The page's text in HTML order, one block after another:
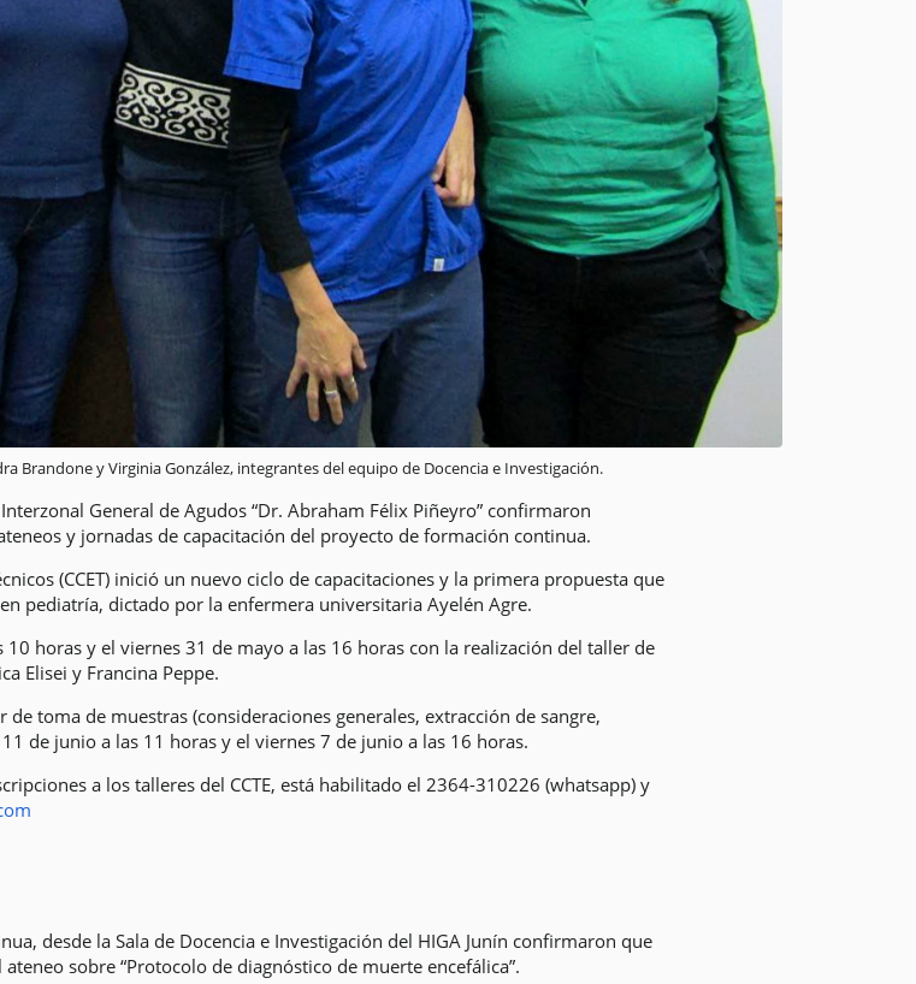
Brandone y Virginia González, integrantes del equipo de Docencia e Investigación.
General de Agudos “Dr. Abraham Félix Piñeyro” confirmaron
y jornadas de capacitación del proyecto de formación continua.
(CCET) inició un nuevo ciclo de capacitaciones y la primera propuesta que
pediatría, dictado por la enfermera universitaria Ayelén Agre.
10 horas y el viernes 31 de mayo a las 16 horas con la realización del taller de
Elisei y Francina Peppe.
toma de muestras (consideraciones generales, extracción de sangre,
de junio a las 11 horas y el viernes 7 de junio a las 16 horas.
a los talleres del CCTE, está habilitado el 2364-310226 (whatsapp) y
desde la Sala de Docencia e Investigación del HIGA Junín confirmaron que
sobre “Protocolo de diagnóstico de muerte encefálica”.